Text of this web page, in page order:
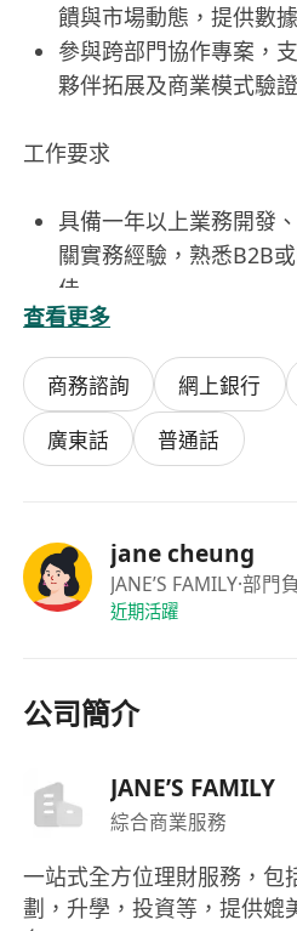
饋與市場動態，提供數
參與跨部門協作專案，
夥伴拓展及商業模式驗
工作要求
具備一年以上業務開發
關實務經驗，熟悉B2B
佳
熟練操作常見引流工具
Ads、Facebook
Salesforce等），能獨立
程
具備優秀的中英文口語
業務目標自主規劃執行節
具備基本商業敏感度，
週期與長期價值（LTV
查看更多
商務諮詢 網上銀行
廣東話
普通話
jane cheung
JANE’S FAMILY·部門
近期活躍
公司簡介
JANE’S FAMILY
綜合商業服務
一站式全方位理財服務，包
劃，升學，投資等，提供媲